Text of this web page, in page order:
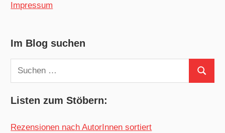
Impressum
Im Blog suchen
Suchen
nach:
Suchen
Listen zum Stöbern:
Rezensionen nach AutorInnen sortiert